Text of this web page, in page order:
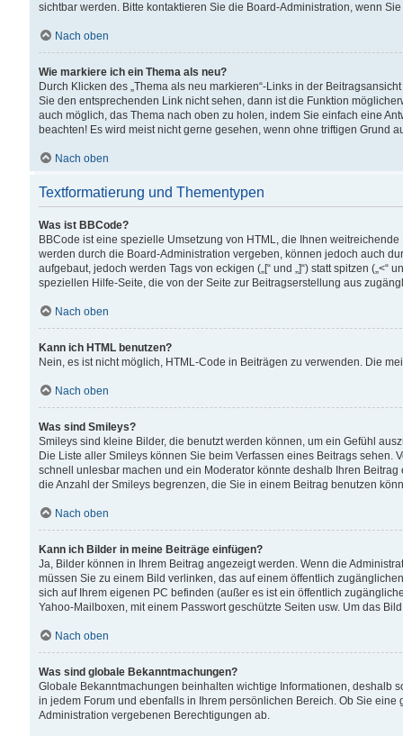
sichtbar werden. Bitte kontaktieren Sie die Board-Administration, wenn
Nach oben
Wie markiere ich ein Thema als neu?
Durch Klicken des „Thema als neu markieren“-Links in der
Sie den entsprechenden Link nicht sehen, dann ist die Funktion
auch möglich, das Thema nach oben zu holen, indem Sie einfach eine
beachten! Es wird meist nicht gerne gesehen, wenn ohne triftigen Grund
Nach oben
Textformatierung und Thementypen
Was ist BBCode?
BBCode ist eine spezielle Umsetzung von HTML, die Ihnen
werden durch die Board-Administration vergeben, können jedoch auch
aufgebaut, jedoch werden Tags von eckigen („[“ und „]“) statt spitzen
speziellen Hilfe-Seite, die von der Seite zur Beitragserstellung aus
Nach oben
Kann ich HTML benutzen?
Nein, es ist nicht möglich, HTML-Code in Beiträgen zu verwenden. Die
Nach oben
Was sind Smileys?
Smileys sind kleine Bilder, die benutzt werden können, um ein Gefühl
Die Liste aller Smileys können Sie beim Verfassen eines Beitrags
schnell unlesbar machen und ein Moderator könnte deshalb Ihren
die Anzahl der Smileys begrenzen, die Sie in einem Beitrag benutzen
Nach oben
Kann ich Bilder in meine Beiträge einfügen?
Ja, Bilder können in Ihrem Beitrag angezeigt werden. Wenn die
müssen Sie zu einem Bild verlinken, das auf einem öffentlich
sich auf Ihrem eigenen PC befinden (außer es ist ein öffentlich
Yahoo-Mailboxen, mit einem Passwort geschützte Seiten usw. Um das
Nach oben
Was sind globale Bekanntmachungen?
Globale Bekanntmachungen beinhalten wichtige Informationen, deshalb
in jedem Forum und ebenfalls in Ihrem persönlichen Bereich. Ob Sie
Administration vergebenen Berechtigungen ab.